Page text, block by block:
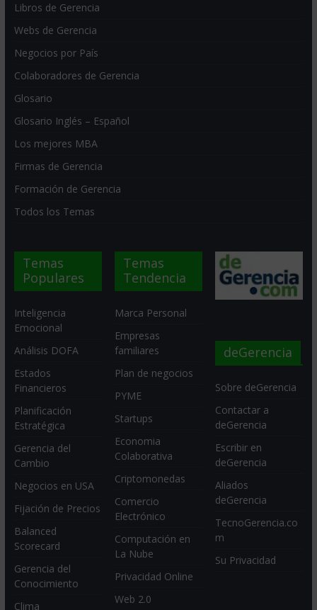
Libros de Gerencia
Webs de Gerencia
Negocios por País
Colaboradores de Gerencia
Glosario
Glosario Inglés – Español
Los mejores MBA
Firmas de Gerencia
Formación de Gerencia
Todos los Temas
Temas
Populares
Inteligencia
Emocional
Análisis DOFA
Estados
Financieros
Planificación
Estratégica
Gerencia del
Cambio
Negocios en USA
Fijación de Precios
Balanced
Scorecard
Gerencia del
Conocimiento
Clima
Temas
Tendencia
Marca Personal
Empresas
familiares
Plan de negocios
PYME
Startups
Economia
Colaborativa
Criptomonedas
Comercio
Electrónico
Computación en
La Nube
Privacidad Online
Web 2.0
deGerencia
Sobre deGerencia
Contactar a
deGerencia
Escribir en
deGerencia
Aliados
deGerencia
TecnoGerencia.co
m
Su Privacidad